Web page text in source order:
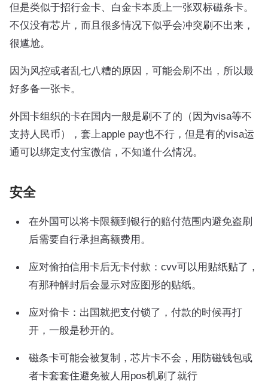
但是类似于招行金卡、白金卡本质上一张双标磁条卡。
不仅没有芯片，而且很多情况下似乎会冲突刷不出来，
很尴尬。
因为风控或者乱七八糟的原因，可能会刷不出，所以最
好多备一张卡。
外国卡组织的卡在国内一般是刷不了的（因为visa等不
支持人民币），套上apple pay也不行，但是有的visa运
通可以绑定支付宝微信，不知道什么情况。
安全
在外国可以将卡限额到银行的赔付范围内避免盗刷
后需要自行承担高额费用。
应对偷拍信用卡后无卡付款：cvv可以用贴纸贴了，
有那种解封后会显示对应图形的贴纸。
应对偷卡：出国就把支付锁了，付款的时候再打
开，一般是秒开的。
磁条卡可能会被复制，芯片卡不会，用防磁钱包或
者卡套套住避免被人用pos机刷了就行